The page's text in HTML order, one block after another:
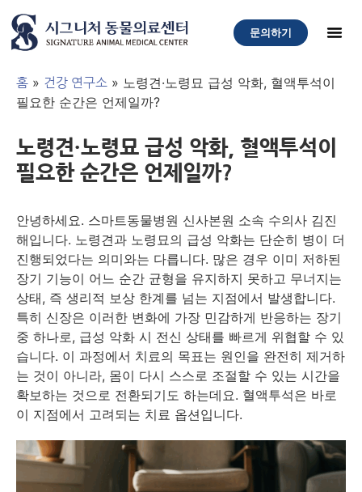
문의하기
홈 » 건강 연구소 » 노령견·노령묘 급성 악화, 혈액투석이
필요한 순간은 언제일까?
노령견·노령묘 급성 악화, 혈액투석이
필요한 순간은 언제일까?
안녕하세요. 스마트동물병원 신사본원 소속 수의사 김진
해입니다. 노령견과 노령묘의 급성 악화는 단순히 병이 더
진행되었다는 의미와는 다릅니다. 많은 경우 이미 저하된
장기 기능이 어느 순간 균형을 유지하지 못하고 무너지는
상태, 즉 생리적 보상 한계를 넘는 지점에서 발생합니다.
특히 신장은 이러한 변화에 가장 민감하게 반응하는 장기
중 하나로, 급성 악화 시 전신 상태를 빠르게 위협할 수 있
습니다. 이 과정에서 치료의 목표는 원인을 완전히 제거하
는 것이 아니라, 몸이 다시 스스로 조절할 수 있는 시간을
확보하는 것으로 전환되기도 하는데요. 혈액투석은 바로
이 지점에서 고려되는 치료 옵션입니다.